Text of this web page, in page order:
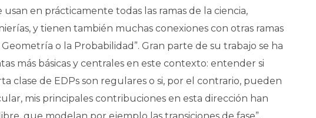
usan en prácticamente todas las ramas de la ciencia,
y tienen también muchas conexiones con otras ramas
o la Probabilidad”. Gran parte de su trabajo se ha
más básicas y centrales en este contexto: entender si
clase de EDPs son regulares o si, por el contrario, pueden
mis principales contribuciones en esta dirección han